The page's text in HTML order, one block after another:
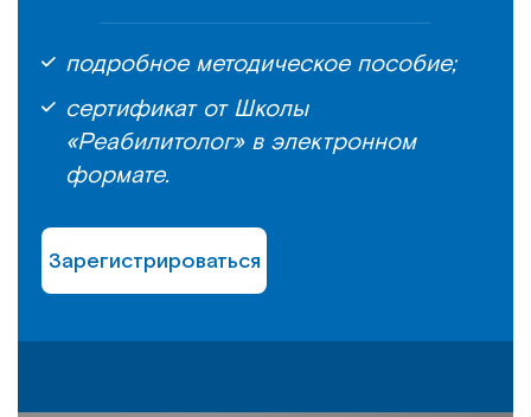
подробное методическое пособие;
сертификат от Школы
«Реабилитолог» в электронном
формате.
Зарегистрироваться